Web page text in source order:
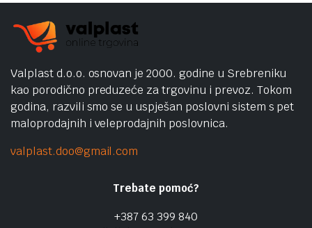
Valplast d.o.o. osnovan je 2000. godine u Srebreniku
kao porodično preduzeće za trgovinu i prevoz. Tokom
godina, razvili smo se u uspješan poslovni sistem s pet
maloprodajnih i veleprodajnih poslovnica.
valplast.doo@gmail.com
Trebate pomoć?
+387 63 399 840